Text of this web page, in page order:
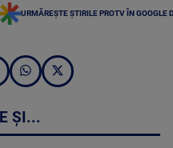
URMĂREȘTE ȘTIRILE PROTV ÎN GOOGLE
ȘI...